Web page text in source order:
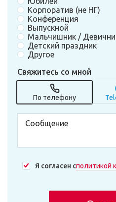
Корпоратив (не НГ)
Конференция
Выпускной
Мальчишник /
Детский праздник
Другое
Свяжитесь со мной
По телефону
Я согласен сполитикой